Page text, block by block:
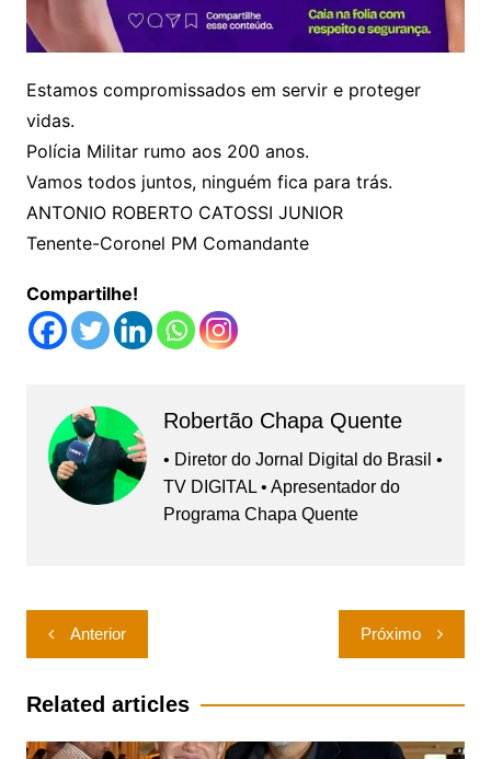
Estamos compromissados em servir e proteger
vidas.
Polícia Militar rumo aos 200 anos.
Vamos todos juntos, ninguém fica para trás.
ANTONIO ROBERTO CATOSSI JUNIOR
Tenente-Coronel PM Comandante
Compartilhe!
Robertão Chapa Quente
• Diretor do Jornal Digital do Brasil •
TV DIGITAL • Apresentador do
Programa Chapa Quente
Navegação
de
Post
Anterior Próximo
Related articles